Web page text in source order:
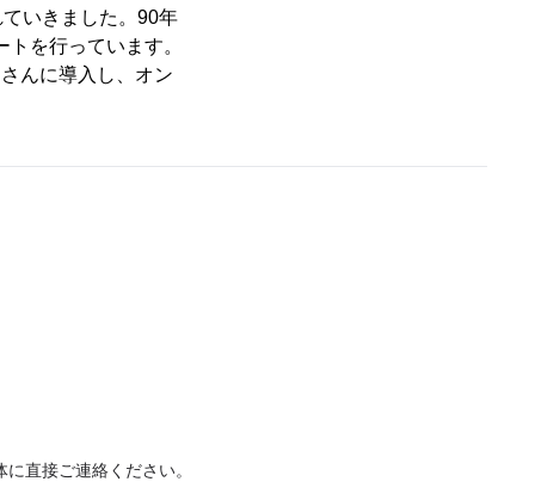
いきました。90年
を行っています。
んに導入し、オン
直接ご連絡ください。